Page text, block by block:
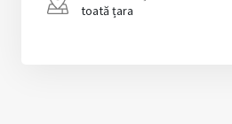
toată țara